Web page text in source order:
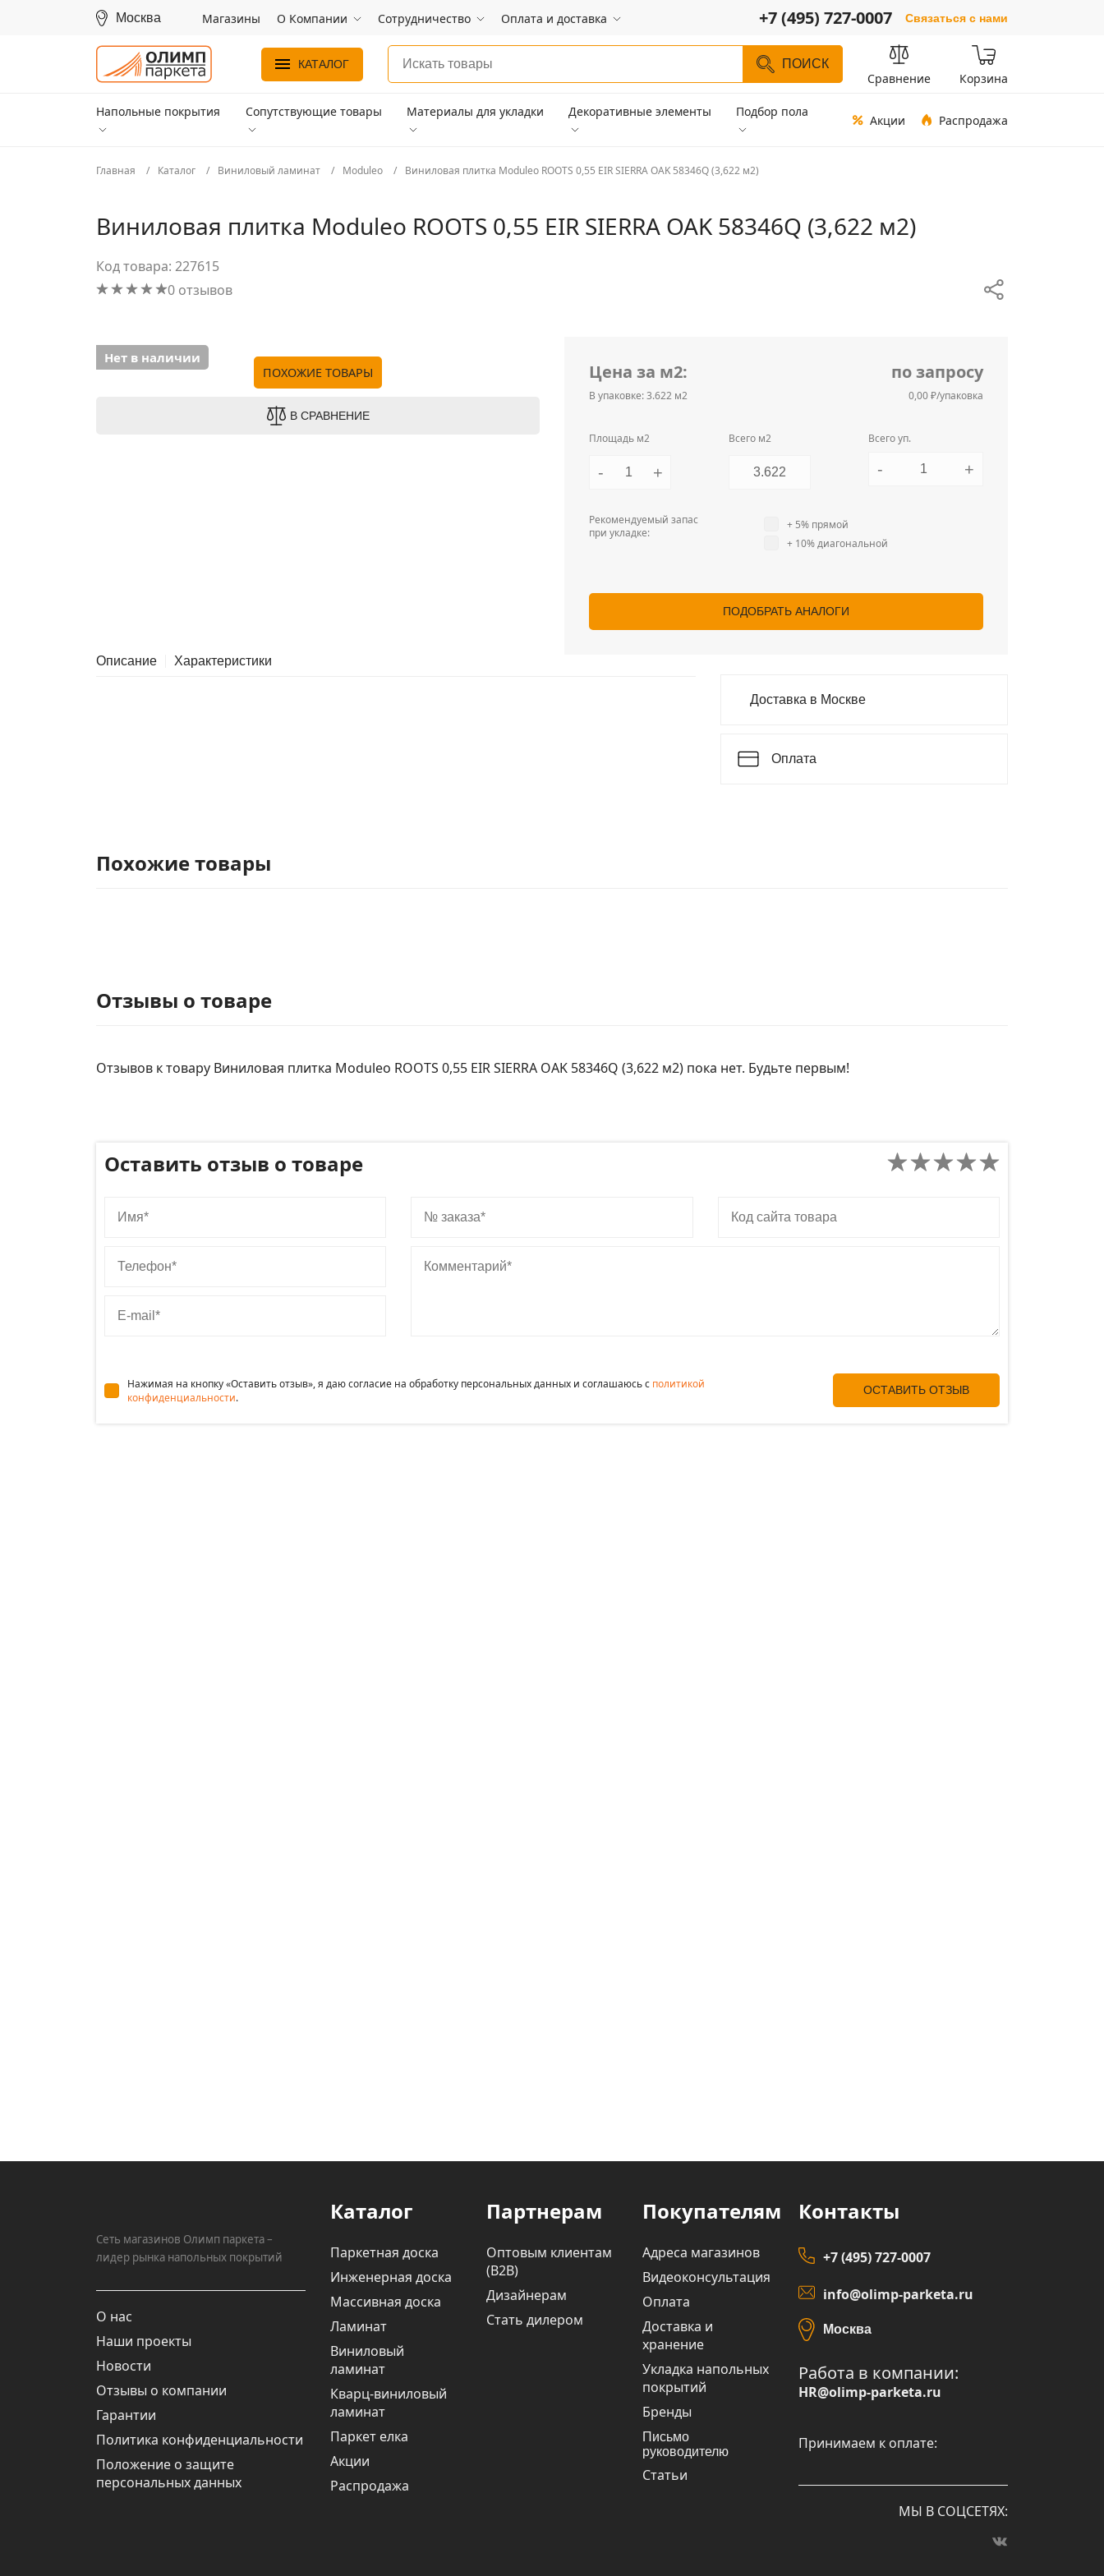
Москва Магазины О Компании Сотрудничество Оплата и доставка +7 (495) 727-0007 Связаться с нами
КАТАЛОГ ПОИСК
Сравнение Корзина
Напольные покрытия Сопутствующие товары Материалы для укладки Декоративные элементы Подбор пола
Акции Распродажа
Главная Каталог Виниловый ламинат Moduleo Виниловая плитка Moduleo ROOTS 0,55 EIR SIERRA OAK 58346Q (3,622 м2)
Виниловая плитка Moduleo ROOTS 0,55 EIR SIERRA OAK 58346Q (3,622 м2)
Код товара: 227615
0 отзывов
Нет в наличии
ПОХОЖИЕ ТОВАРЫ
В СРАВНЕНИЕ
Цена за м2: по запросу
В упаковке: 3.622 м2 0,00 ₽/упаковка
Площадь м2
- +
Всего м2 Всего уп.
- +
Рекомендуемый запас
при укладке:
+ 5% прямой
+ 10% диагональной
ПОДОБРАТЬ АНАЛОГИ
Описание Характеристики
Доставка в Москве
Оплата
Похожие товары
Отзывы о товаре
Отзывов к товару Виниловая плитка Moduleo ROOTS 0,55 EIR SIERRA OAK 58346Q (3,622 м2) пока нет. Будьте первым!
Оставить отзыв о товаре
Нажимая на кнопку «Оставить отзыв», я даю согласие на обработку персональных данных и соглашаюсь c политикой
конфиденциальности.
ОСТАВИТЬ ОТЗЫВ
Сеть магазинов Олимп паркета –
лидер рынка напольных покрытий
О нас
Наши проекты
Новости
Отзывы о компании
Гарантии
Политика конфиденциальности
Положение о защите
персональных данных
Каталог
Паркетная доска
Инженерная доска
Массивная доска
Ламинат
Виниловый
ламинат
Кварц-виниловый
ламинат
Паркет елка
Акции
Распродажа
Партнерам
Оптовым клиентам
(В2В)
Дизайнерам
Стать дилером
Покупателям
Адреса магазинов
Видеоконсультация
Оплата
Доставка и
хранение
Укладка напольных
покрытий
Бренды
Письмо
руководителю
Статьи
Контакты
+7 (495) 727-0007
info@olimp-parketa.ru
Москва
Работа в компании:
HR@olimp-parketa.ru
Принимаем к оплате:
МЫ В СОЦСЕТЯХ: